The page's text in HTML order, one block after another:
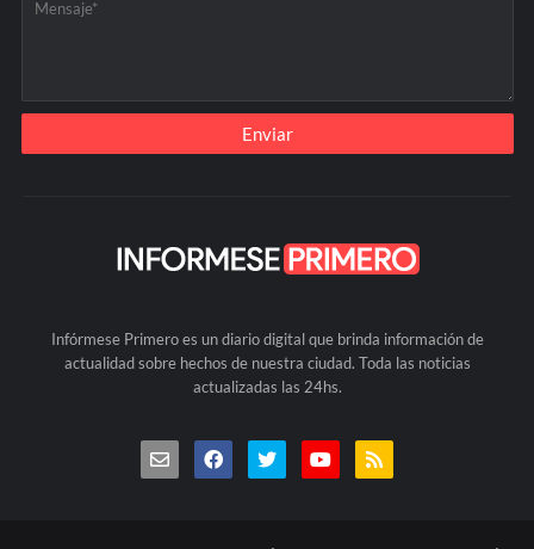
Infórmese Primero es un diario digital que brinda información de
actualidad sobre hechos de nuestra ciudad. Toda las noticias
actualizadas las 24hs.